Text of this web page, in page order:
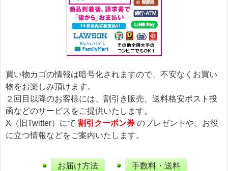
買い物カゴの情報は暗号化されますので、不安なくお買い
物をお楽しみ頂けます。
２回目以降のお客様には、割引き販売、送料格安ポスト投
函などのサービスをご提供いたします。
X（旧Twitter）にて 割引クーポン券 のプレゼントや、お役
に立つ情報などをご案内いたします。
お届け方法 手数料・送料